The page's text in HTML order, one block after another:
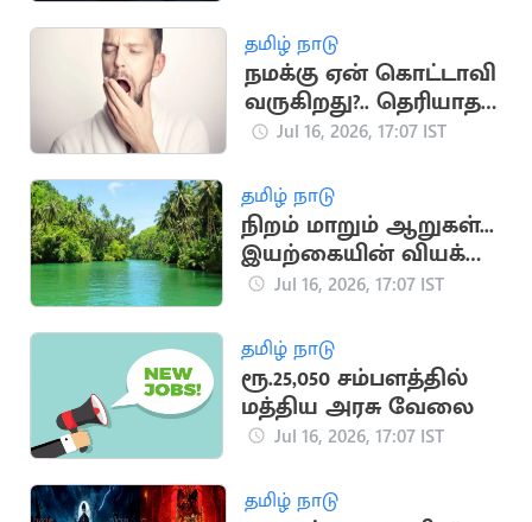
தமிழ் நாடு
நமக்கு ஏன் கொட்டாவி
வருகிறது?.. தெரியாத
சுவாரஸ்ய
Jul 16, 2026, 17:07 IST
தமிழ் நாடு
நிறம் மாறும் ஆறுகள்...
இயற்கையின் வியக்க
வைக்கும்
Jul 16, 2026, 17:07 IST
தமிழ் நாடு
ரூ.25,050 சம்பளத்தில்
மத்திய அரசு வேலை
Jul 16, 2026, 17:07 IST
தமிழ் நாடு